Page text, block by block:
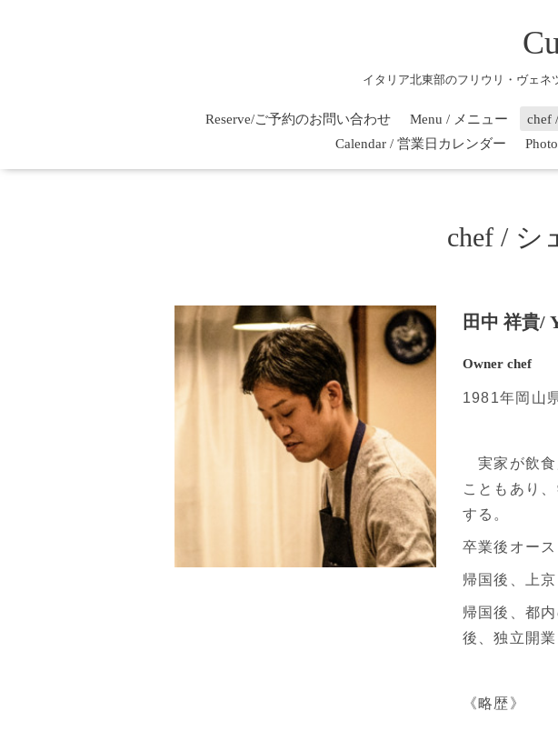
イタリア北東部のフリウリ・ヴェ
Reserve/ご予約のお問い合わせ Menu / メニュー chef
Calendar / 営業日カレンダー
chef / シ
田中 祥貴/
Owner chef
1981年岡山
実家が飲食
こともあり
する。
卒業後オー
帰国後、上
帰国後、都
後、独立開業
《略歴》